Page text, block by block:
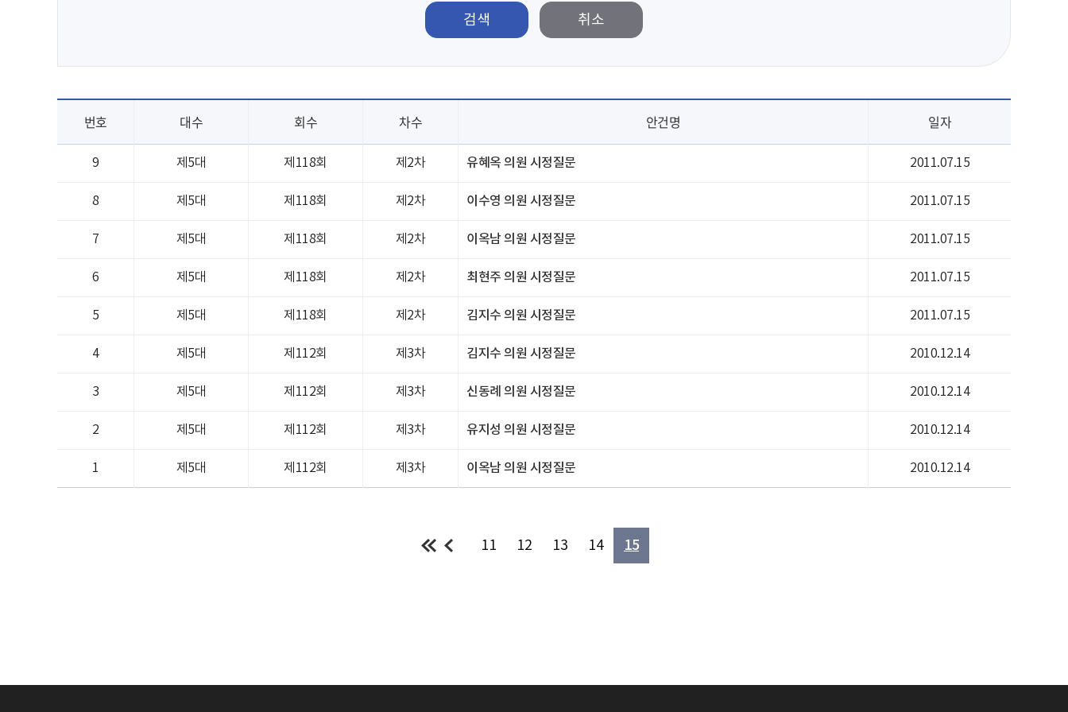
검색
번호 대수 회수 차수 안건명 일자
9 제5대 제118회 제2차 유혜옥 의원 시정질문 2011.07.15
8 제5대 제118회 제2차 이수영 의원 시정질문 2011.07.15
7 제5대 제118회 제2차 이옥남 의원 시정질문 2011.07.15
6 제5대 제118회 제2차 최현주 의원 시정질문 2011.07.15
5 제5대 제118회 제2차 김지수 의원 시정질문 2011.07.15
4 제5대 제112회 제3차 김지수 의원 시정질문 2010.12.14
3 제5대 제112회 제3차 신동례 의원 시정질문 2010.12.14
2 제5대 제112회 제3차 유지성 의원 시정질문 2010.12.14
1 제5대 제112회 제3차 이옥남 의원 시정질문 2010.12.14
11 12 13 14 15